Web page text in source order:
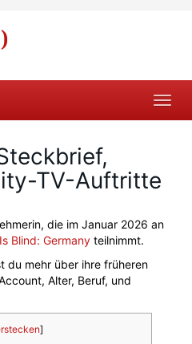
TV-Auftritte
die im Januar 2026 an
Blind: Germany teilnimmt.
du mehr über ihre früheren
Alter, Beruf, und
]